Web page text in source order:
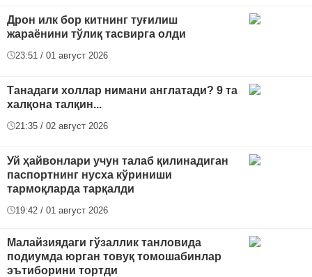
Дрон илк бор китнинг туғилиш
жараёнини тўлиқ тасвирга олди
23:51 / 01 август 2026
Танадаги холлар нимани англатади? 9 та
халқона талқин...
21:35 / 02 август 2026
Уй ҳайвонлари учун талаб қилинадиган
паспортнинг нусха кўриниши
тармоқларда тарқалди
19:42 / 01 август 2026
Малайзиядаги гўзаллик танловида
подиумда юрган товуқ томошабинлар
эътиборини тортди